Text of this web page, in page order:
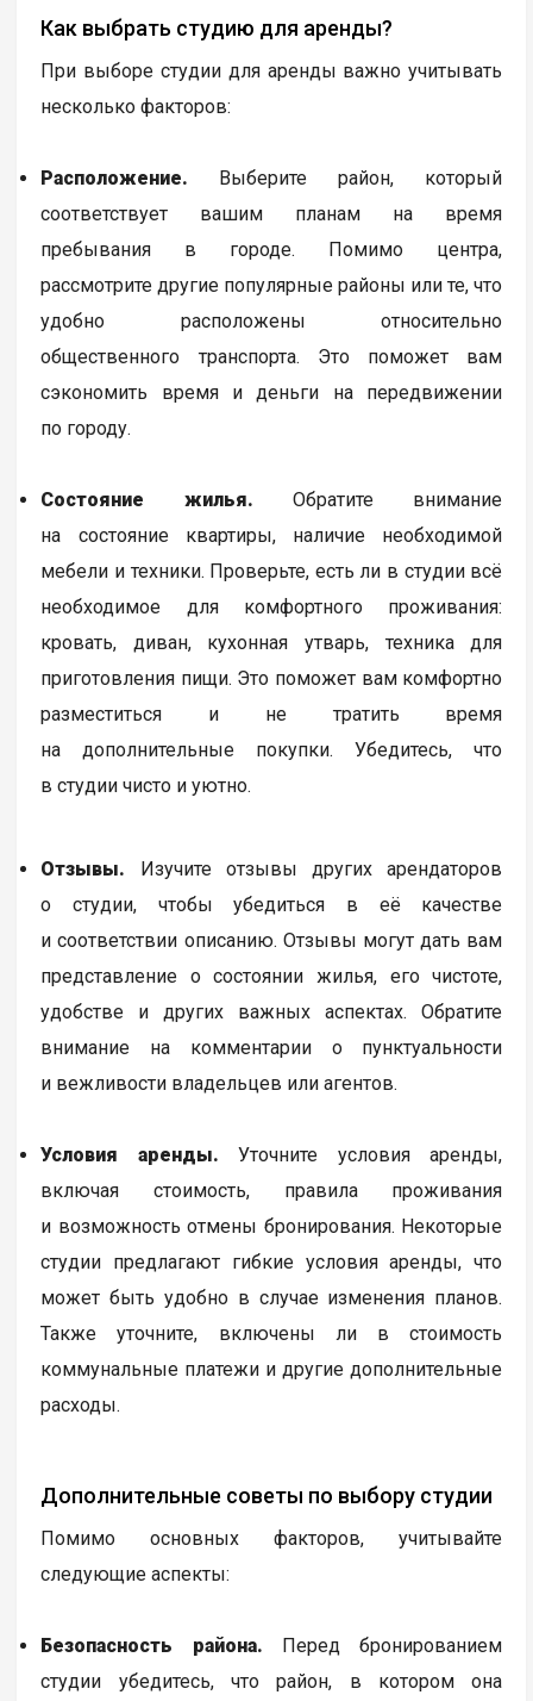
Как выбрать студию для аренды?
При выборе студии для аренды важно учитывать
несколько факторов:
Расположение. Выберите район, который
соответствует вашим планам на время
пребывания в городе. Помимо центра,
рассмотрите другие популярные районы или те, что
удобно расположены относительно
общественного транспорта. Это поможет вам
сэкономить время и деньги на передвижении
по городу.
Состояние жилья. Обратите внимание
на состояние квартиры, наличие необходимой
мебели и техники. Проверьте, есть ли в студии всё
необходимое для комфортного проживания:
кровать, диван, кухонная утварь, техника для
приготовления пищи. Это поможет вам комфортно
разместиться и не тратить время
на дополнительные покупки. Убедитесь, что
в студии чисто и уютно.
Отзывы. Изучите отзывы других арендаторов
о студии, чтобы убедиться в её качестве
и соответствии описанию. Отзывы могут дать вам
представление о состоянии жилья, его чистоте,
удобстве и других важных аспектах. Обратите
внимание на комментарии о пунктуальности
и вежливости владельцев или агентов.
Условия аренды. Уточните условия аренды,
включая стоимость, правила проживания
и возможность отмены бронирования. Некоторые
студии предлагают гибкие условия аренды, что
может быть удобно в случае изменения планов.
Также уточните, включены ли в стоимость
коммунальные платежи и другие дополнительные
расходы.
Дополнительные советы по выбору студии
Помимо основных факторов, учитывайте
следующие аспекты:
Безопасность района. Перед бронированием
студии убедитесь, что район, в котором она